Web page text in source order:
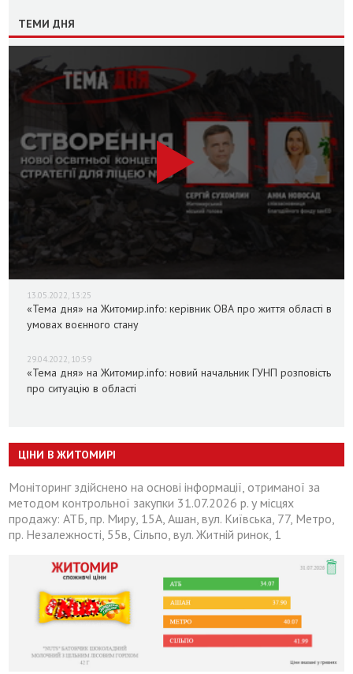
ТЕМИ ДНЯ
13.05.2022, 13:25
«Тема дня» на Житомир.info: керівник ОВА про життя області в
умовах воєнного стану
29.04.2022, 10:59
«Тема дня» на Житомир.info: новий начальник ГУНП розповість
про ситуацію в області
ЦІНИ В ЖИТОМИРІ
Моніторинг здійснено на основі інформації, отриманої за
методом контрольної закупки 31.07.2026 р. у місцях
продажу: АТБ, пр. Миру, 15А, Ашан, вул. Київська, 77, Метро,
пр. Незалежності, 55в, Сільпо, вул. Житній ринок, 1